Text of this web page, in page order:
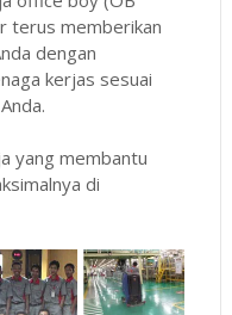
terus memberikan
dengan
kerjas sesuai
yang membantu
di